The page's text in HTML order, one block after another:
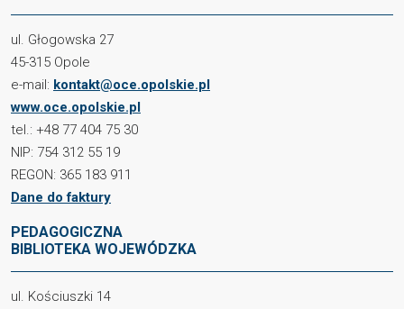
ul. Głogowska 27
45-315 Opole
e-mail: kontakt@oce.opolskie.pl
www.oce.opolskie.pl
tel.: +48 77 404 75 30
NIP: 754 312 55 19
REGON: 365 183 911
Dane do faktury
PEDAGOGICZNA
BIBLIOTEKA WOJEWÓDZKA
ul. Kościuszki 14